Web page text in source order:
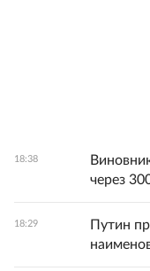
18:38
через
18:29
Путин